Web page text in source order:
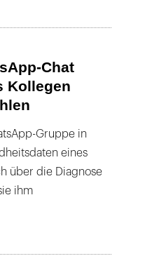
Chat
Kollegen
Gruppe in
eines
über die Diagnose
ihm